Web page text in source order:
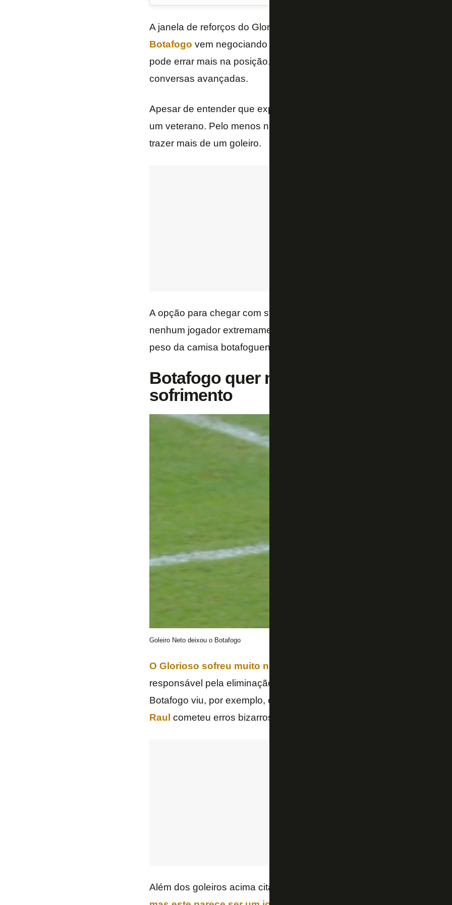
A janela de reforços do Glorioso
Botafogo vem negociando com jogadores para repor a saída de
pode errar mais na posição. Por isso o Botafogo tem o perfil sobre o
conversas avançadas.
Apesar de entender que experiência é muito importante, ele não
um veterano. Pelo menos não para ser o principal nome. Lembrando
trazer mais de um goleiro.
A opção para chegar com status de titular deve ter entre 25 e 30
nenhum jogador extremamente veterano e muito menos um novato
peso da camisa botafoguense.
Botafogo quer novo goleiro para
sofrimento
Goleiro Neto deixou o Botafogo
O Glorioso sofreu muito neste ano com seus goleiros.
responsável pela eliminação na Copa Libertadores, com falhas
Botafogo viu, por exemplo, o Campeonato Carioca escorregar pelas
Raul cometeu erros bizarros, como na derrota sobre o Bahia.
Além dos goleiros acima citados, o Botafogo conta no seu elenco